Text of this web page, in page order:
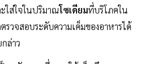
ใส่ใจในปริมาณโซเดียมที่บริโภคใน
รวจสอบระดับความเค็มของอาหารได้
ล่าว